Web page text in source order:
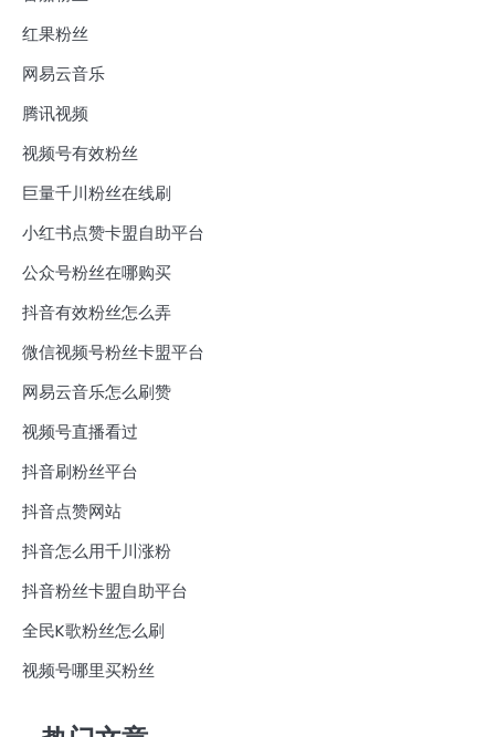
红果粉丝
网易云音乐
腾讯视频
视频号有效粉丝
巨量千川粉丝在线刷
小红书点赞卡盟自助平台
公众号粉丝在哪购买
抖音有效粉丝怎么弄
微信视频号粉丝卡盟平台
网易云音乐怎么刷赞
视频号直播看过
抖音刷粉丝平台
抖音点赞网站
抖音怎么用千川涨粉
抖音粉丝卡盟自助平台
全民K歌粉丝怎么刷
视频号哪里买粉丝